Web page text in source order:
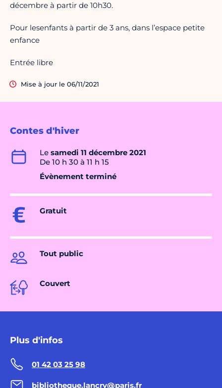
Contes d'hiver
Le samedi 11 décembre 2021
De 10 h 30 à 11 h 15
Évènement terminé
Gratuit
Tout public
Couvert
Plus d'infos
01 42 03 25 98
bibliotheque.lancry@paris.fr
décembre à partir de 10h30.
Pour lesenfants à partir de 3 ans, dans l’espace petite
enfance
Entrée libre
Mise à jour le 06/11/2021